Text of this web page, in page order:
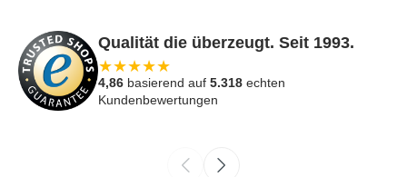
Qualität die überzeugt. Seit 1993.
★★★★★
4,86 basierend auf 5.318 echten
Kundenbewertungen